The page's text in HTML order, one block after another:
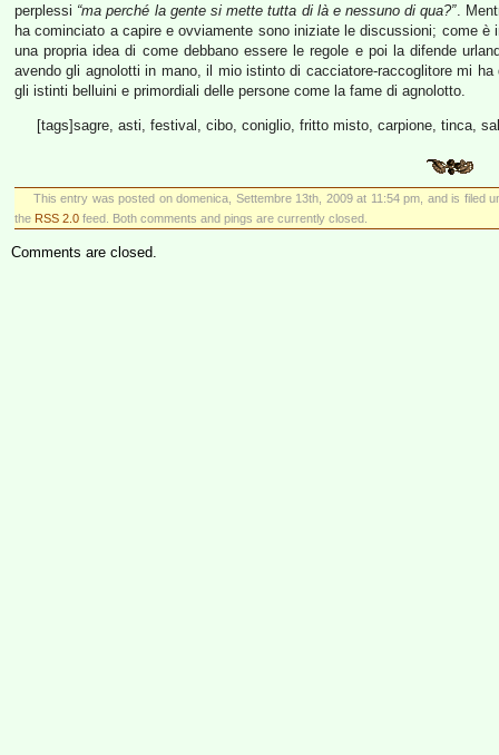
perplessi “ma perché la gente si mette tutta di là e nessuno di qua?”.
ha cominciato a capire e ovviamente sono iniziate le discussioni; come
una propria idea di come debbano essere le regole e poi la difende
avendo gli agnolotti in mano, il mio istinto di cacciatore-raccoglitore mi
gli istinti belluini e primordiali delle persone come la fame di agnolotto.
[tags]sagre, asti, festival, cibo, coniglio, fritto misto, carpione, tinca,
This entry was posted on domenica, Settembre 13th, 2009 at 11:54 pm, and is filed
the RSS 2.0 feed. Both comments and pings are currently closed.
Comments are closed.